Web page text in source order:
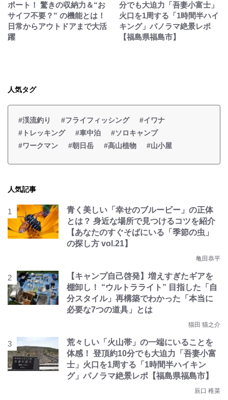
ポート！ 驚きの収納力＆“お
サイフ不要？” の機能とは！
日常からアウトドアまで大活
躍
分でも大迫力「吾妻小富士」
火口を1周する「1時間半ハイ
キング」パノラマ絶景レポ
【福島県福島市】
人気タグ
#渓流釣り #フライフィッシング
#イワナ
#トレッキング
#車中泊
#ソロキャンプ
#ワークマン
#朝日岳 #高山植物 #山小屋
人気記事
青く美しい「幸せのブルービー」の正体
とは？ 身近な場所で見つけるコツを紹介
【あなたのすぐそばにいる「季節の虫」
の探し方 vol.21】
亀田恭平
【キャンプ自己啓発】増えすぎたギアを
棚卸し！ “ウルトラライト” 目指した「自
分スタイル」再構築でわかった「本当に
必要な7つの道具」とは
猫田 猫之介
荒々しい「火山帯」の一端にいることを
体感！ 登頂約10分でも大迫力「吾妻小富
士」火口を1周する「1時間半ハイキン
グ」パノラマ絶景レポ【福島県福島市】
辰口 稚菜